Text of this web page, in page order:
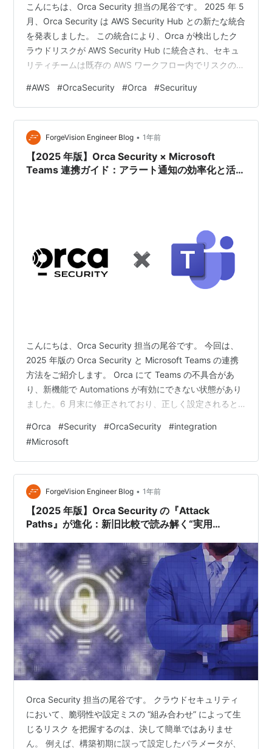
こんにちは、Orca Security 担当の尾谷です。 2025 年 5
月、Orca Security は AWS Security Hub との新たな統合
を発表しました。 この統合により、Orca が検出したク
ラウドリスクが AWS Security Hub に統合され、セキュ
リティチームは既存の AWS ワークフロー内でリスクの追
合の概要 Orca Cloud Security Platform は、エージェン
トレスの SideScanning™ 技術を活用して、クラウドイン
フラストラクチャ、ワークロード、アプリケーション、
データ、A…
#AWS #OrcaSecurity #Orca #Securituy
ForgeVision Engineer Blog • 1年前
【2025 年版】Orca Security × Microsoft
Teams 連携ガイド：アラート通知の効率化と活用
こんにちは、Orca Security 担当の尾谷です。 今回は、
2025 年版の Orca Security と Microsoft Teams の連携
方法をご紹介します。 Orca にて Teams の不具合があ
り、新機能で Automations が有効にできない状態があり
ました。6 月末に修正されており、正しく設定されると
されるようになります。 この連携により、Orca Security
で検出されたセキュリティアラートをMicrosoft Teamsの
特定のチャネルでリアルタイムに受け取ることが可能と
なります。こ…
#Orca #Security #OrcaSecurity #integration
#Microsoft
ForgeVision Engineer Blog • 1年前
【2025 年版】Orca Security の『Attack
Paths』が進化：新旧比較で読み解く“実用
Orca Security 担当の尾谷です。 クラウドセキュリティ
において、脆弱性や設定ミスの “組み合わせ” によって生
じるリスク を把握するのは、決して簡単ではありませ
ん。 例えば、構築初期に誤って設定したパラメータが、